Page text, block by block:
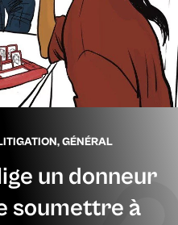
,GÉNÉRAL
un donneur
soumettre à